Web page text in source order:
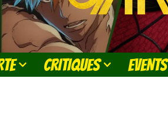
CRITIQUES EVENTS